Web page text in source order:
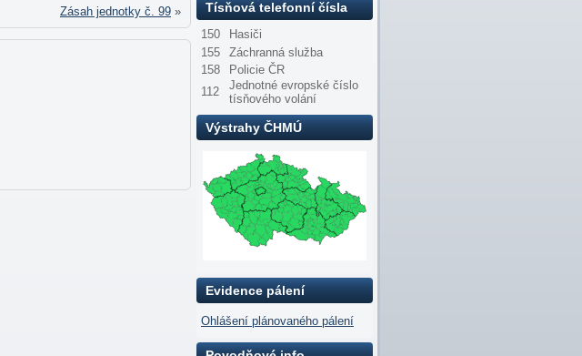
Zásah jednotky č. 99 » Tísňová telefonní čísla
150
Hasiči
155
Záchranná služba
158
Policie ČR
112
Jednotné evropské číslo
tísňového volání
Výstrahy ČHMÚ
Evidence pálení
Ohlášení plánovaného pálení